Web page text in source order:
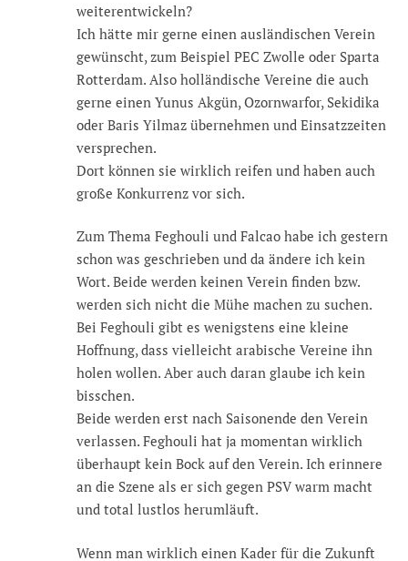
weiterentwickeln?
Ich hätte mir gerne einen ausländischen Verein
gewünscht, zum Beispiel PEC Zwolle oder Sparta
Rotterdam. Also holländische Vereine die auch
gerne einen Yunus Akgün, Ozornwarfor, Sekidika
oder Baris Yilmaz übernehmen und Einsatzzeiten
versprechen.
Dort können sie wirklich reifen und haben auch
große Konkurrenz vor sich.
Zum Thema Feghouli und Falcao habe ich gestern
schon was geschrieben und da ändere ich kein
Wort. Beide werden keinen Verein finden bzw.
werden sich nicht die Mühe machen zu suchen.
Bei Feghouli gibt es wenigstens eine kleine
Hoffnung, dass vielleicht arabische Vereine ihn
holen wollen. Aber auch daran glaube ich kein
bisschen.
Beide werden erst nach Saisonende den Verein
verlassen. Feghouli hat ja momentan wirklich
überhaupt kein Bock auf den Verein. Ich erinnere
an die Szene als er sich gegen PSV warm macht
und total lustlos herumläuft.
Wenn man wirklich einen Kader für die Zukunft